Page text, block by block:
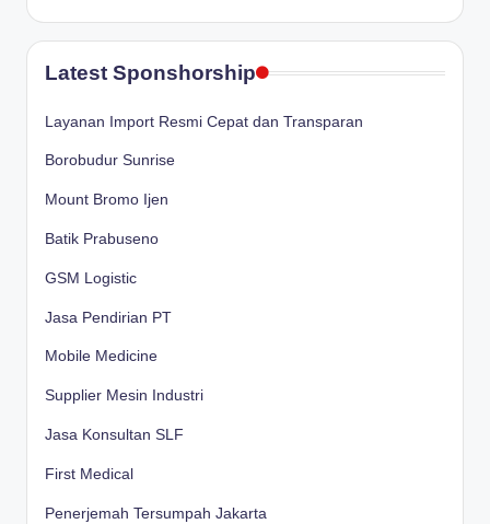
Latest Sponshorship
Layanan Import Resmi Cepat dan Transparan
Borobudur Sunrise
Mount Bromo Ijen
Batik Prabuseno
GSM Logistic
Jasa Pendirian PT
Mobile Medicine
Supplier Mesin Industri
Jasa Konsultan SLF
First Medical
Penerjemah Tersumpah Jakarta